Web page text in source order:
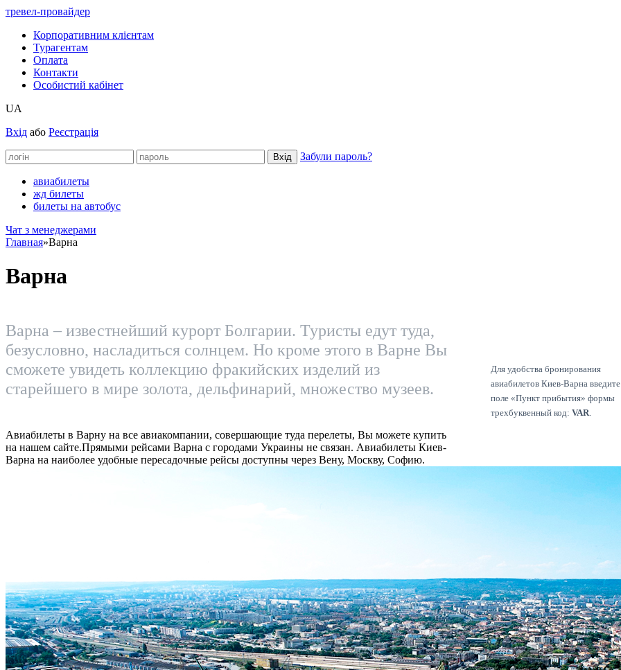
тревел-провайдер
Корпоративним клієнтам
Турагентам
Оплата
Контакти
Особистий кабінет
UA
Вхід або Реєстрація
Забули пароль?
авиабилеты
жд билеты
билеты на автобус
Чат з менеджерами
Главная»Варна
Варна
Варна – известнейший курорт Болгарии. Туристы едут туда,
безусловно, насладиться солнцем. Но кроме этого в Варне Вы
сможете увидеть коллекцию фракийских изделий из
старейшего в мире золота, дельфинарий, множество музеев.
Авиабилеты в Варну на все авиакомпании, совершающие туда перелеты, Вы можете купить
на нашем сайте.Прямыми рейсами Варна с городами Украины не связан. Авиабилеты Киев-
Варна на наиболее удобные пересадочные рейсы доступны через Вену, Москву, Софию.
Для удобства бронирования
авиабилетов Киев-Варна
поле «Пункт прибытия» формы
трехбуквенный код: VAR